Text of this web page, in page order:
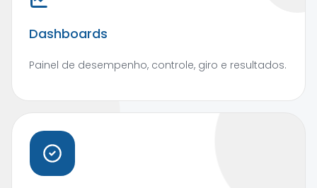
Dashboards
Painel de desempenho, controle, giro e resultados.